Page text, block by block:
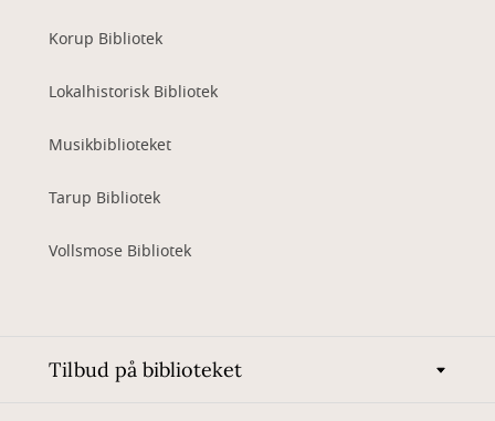
Korup Bibliotek
Lokalhistorisk Bibliotek
Musikbiblioteket
Tarup Bibliotek
Vollsmose Bibliotek
Tilbud på biblioteket